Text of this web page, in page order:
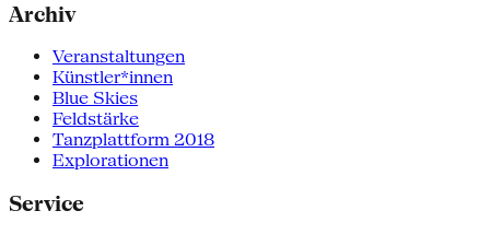
Archiv
Veranstaltungen
Künstler*innen
Blue Skies
Feldstärke
Tanzplattform 2018
Explorationen
Service